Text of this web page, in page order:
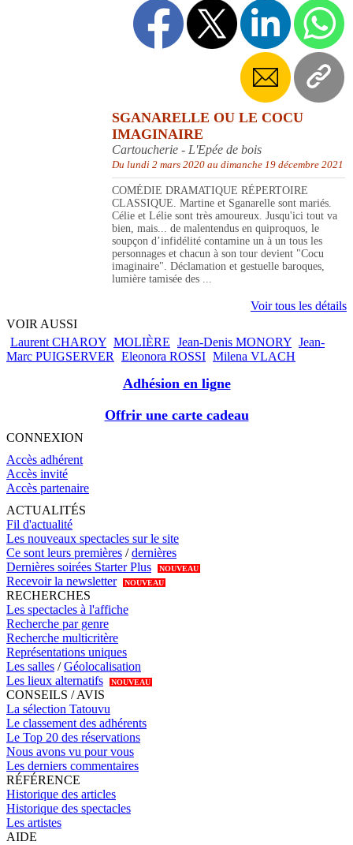
SGANARELLE OU LE COCU
IMAGINAIRE
Cartoucherie - L'Epée de bois
Du lundi 2 mars 2020 au dimanche 19 décembre 2021
COMÉDIE DRAMATIQUE RÉPERTOIRE
CLASSIQUE. Martine et Sganarelle sont mariés.
Célie et Lélie sont très amoureux. Jusqu'ici tout va
bien, mais... de malentendus en quiproquos, le
soupçon d’infidélité contamine un à un tous les
personnages et chacun à son tour devient "Cocu
imaginaire". Déclamation et gestuelle baroques,
lumière tamisée des ...
Voir tous les détails
VOIR AUSSI
Laurent CHAROY MOLIÈRE Jean-Denis MONORY Jean-
Marc PUIGSERVER
Eleonora ROSSI Milena VLACH
Adhésion en ligne
Offrir une carte cadeau
CONNEXION
Accès adhérent
Accès invité
Accès partenaire
ACTUALITÉS
Fil d'actualité
Les nouveaux spectacles sur le site
Ce sont leurs premières /dernières
Dernières soirées Starter Plus
NOUVEAU
Recevoir la newsletter NOUVEAU
RECHERCHES
Les spectacles à l'affiche
Recherche par genre
Recherche multicritère
Représentations uniques
Les salles /Géolocalisation
Les lieux alternatifs
NOUVEAU
CONSEILS / AVIS
La sélection Tatouvu
Le classement des adhérents
Le Top 20 des réservations
Nous avons vu pour vous
Les derniers commentaires
RÉFÉRENCE
Historique des articles
Historique des spectacles
Les artistes
AIDE